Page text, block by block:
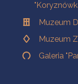
Muzeum
Muzeum
Galeria